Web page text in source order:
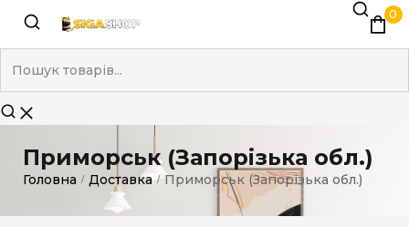
0
Приморськ (Запорізька обл.)
Головна / Доставка / Приморськ (Запорізька обл.)